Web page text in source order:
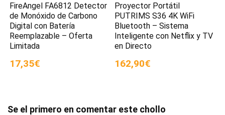
FireAngel FA6812 Detector
de Monóxido de Carbono
Digital con Batería
Reemplazable – Oferta
Limitada
17,35€
Proyector Portátil
PUTRIMS S36 4K WiFi
Bluetooth – Sistema
Inteligente con Netflix y TV
en Directo
162,90€
Se el primero en comentar este chollo